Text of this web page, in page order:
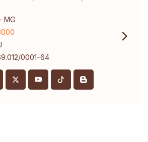
MG
0001-64